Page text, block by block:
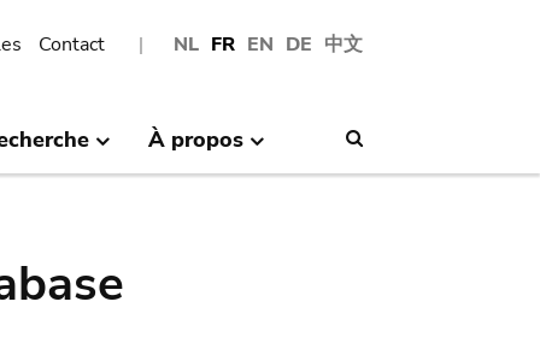
NL FR EN DE 中文
Contact
À propos